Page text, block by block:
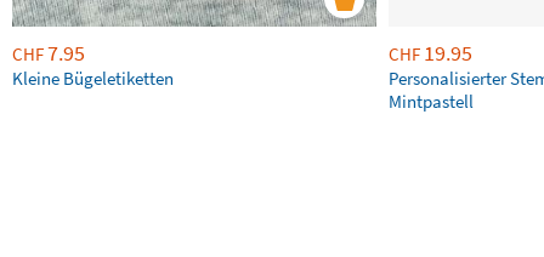
CHF7.95
Kleine Bügeletiketten
CHF 19.95
Personalisierter
Mintpastell